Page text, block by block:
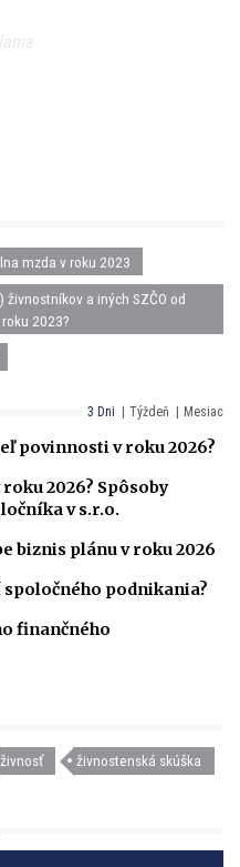
mzda v roku 2023
a iných SZČO od
2023?
3 Dni Týždeň Mesiac
povinnosti v roku 2026?
2026? Spôsoby
v s.r.o.
biznis plánu v roku 2026
podnikania?
finančného
živnosť živnostenská skúška